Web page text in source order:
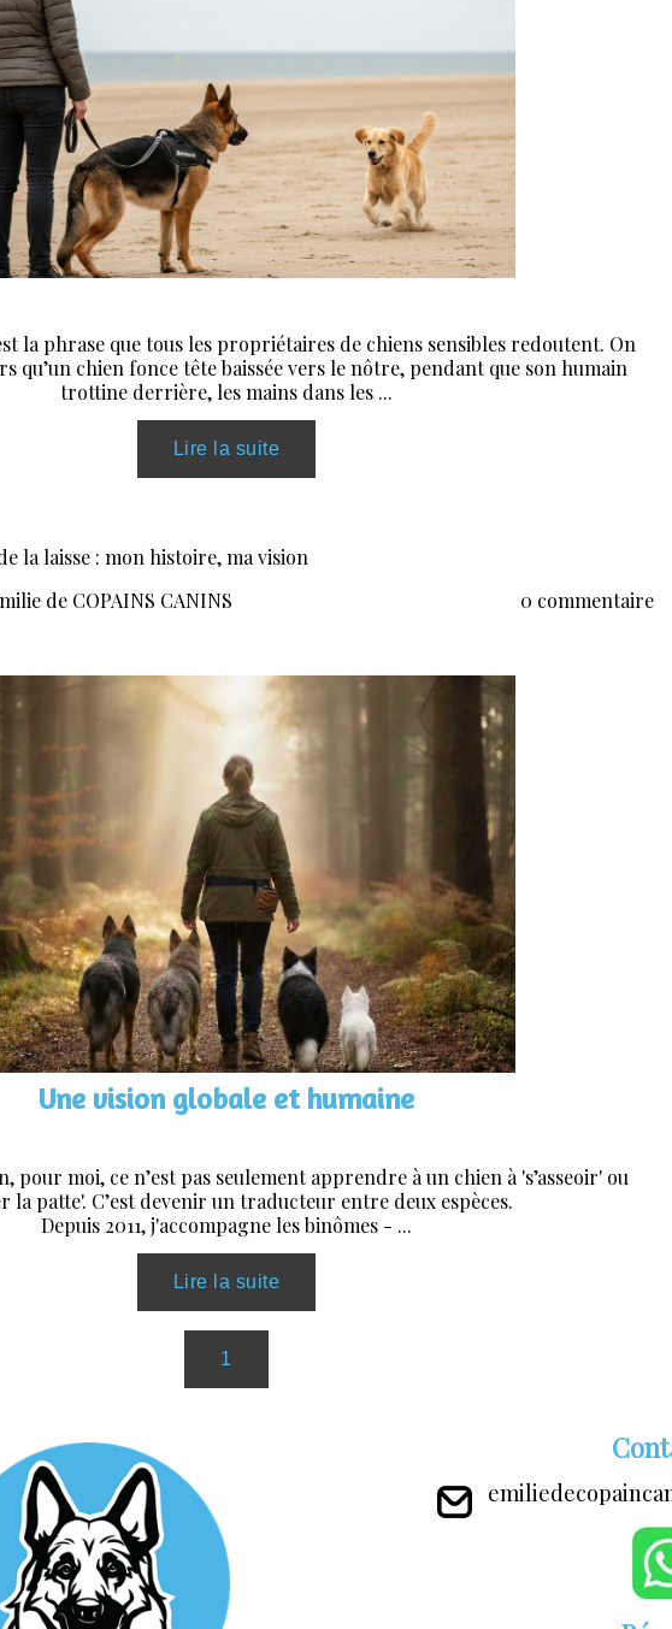
la phrase que tous les propriétaires de chiens sensibles redoutent. On
qu’un chien fonce tête baissée vers le nôtre, pendant que son humain
trottine derrière, les mains dans les ...
la laisse : mon histoire, ma vision
de COPAINS CANINS 0 commentaire
Une vision globale et humaine
pour moi, ce n’est pas seulement apprendre à un chien à 's’asseoir' ou
la patte'. C’est devenir un traducteur entre deux espèces.
Depuis 2011, j'accompagne les binômes - ...